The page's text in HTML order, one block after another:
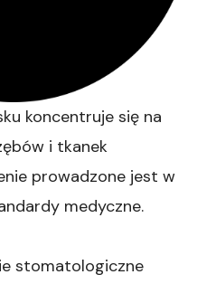
koncentruje się na
i tkanek
prowadzone jest w
medyczne.
stomatologiczne